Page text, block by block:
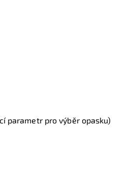
parametr pro výběr opasku)